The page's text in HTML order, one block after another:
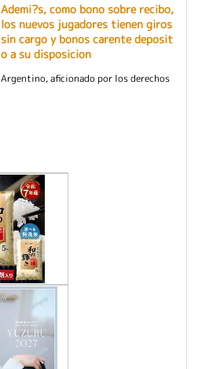
Ademi?s, como bono sobre recibo,
los nuevos jugadores tienen giros
sin cargo y bonos carente deposit
o a su disposicion
Argentino, aficionado por los derechos